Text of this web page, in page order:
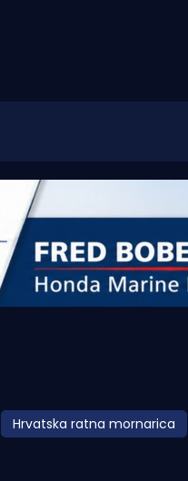
Hrvatska ratna mornarica